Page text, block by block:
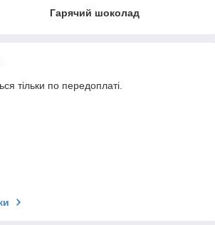
Гарячий шоколад
тільки по передоплаті.